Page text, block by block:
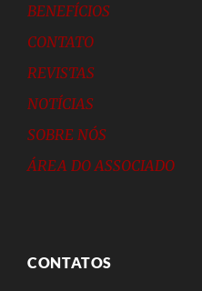
BENEFÍCIOS
CONTATO
REVISTAS
NOTÍCIAS
SOBRE NÓS
ÁREA DO ASSOCIADO
CONTATOS